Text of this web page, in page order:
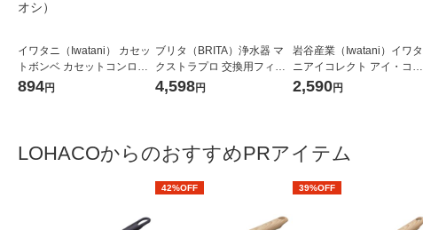
イワタニ（Iwatani） カセッ
トボンベ カセットコンロ用
オレンジ CB-250-OR 1パッ
894円
ブリタ（BRITA）浄水器 マ
クストラプロ 交換用フィル
ター 3個入
4,598円
岩谷産業（Iwatani）イワタ
ニアイコレクト アイ・コン
ロ ZA-9M 1台
2,590円
LOHACOからのおすすめPRアイテム
42%OFF 39%OFF